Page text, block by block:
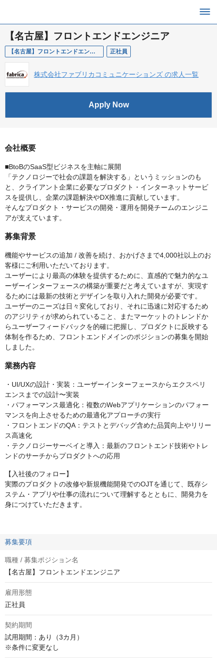
【名古屋】フロントエンドエンジニア
【名古屋】フロントエンドエンジニア 正社員
株式会社ファブリカコミュニケーションズ の求人一覧
Apply Now
会社概要
■BtoBのSaaS型ビジネスを主軸に展開
「テクノロジーで社会の課題を解決する」というミッションのも
と、クライアント企業に必要なプロダクト・インターネットサービ
スを提供し、企業の課題解決やDX推進に貢献しています。
そんなプロダクト・サービスの開発・運用を開発チームのエンジニ
アが支えています。
募集背景
機能やサービスの追加 / 改善を続け、おかげさまで4,000社以上のお
客様にご利用いただいております。
ユーザーにより最高の体験を提供するために、直感的で魅力的なユ
ーザーインターフェースの構築が重要だと考えていますが、実現す
るためには最新の技術とデザインを取り入れた開発が必要です。
ユーザーのニーズは日々変化しており、それに迅速に対応するため
のアジリティが求められていること、またマーケットのトレンドか
らユーザーフィードバックを的確に把握し、プロダクトに反映する
体制を作るため、フロントエンドメインのポジションの募集を開始
しました。
業務内容
・UI/UXの設計・実装：ユーザーインターフェースからエクスペリ
エンスまでの設計〜実装
・パフォーマンス最適化：複数のWebアプリケーションのパフォー
マンスを向上させるための最適化アプローチの実行
・フロントエンドのQA：テストとデバッグ含めた品質向上やリリー
ス高速化
・テクノロジーサーベイと導入：最新のフロントエンド技術やトレ
ンドのサーチからプロダクトへの応用
【入社後のフォロー】
実際のプロダクトの改修や新規機能開発でのOJTを通じて、既存シ
ステム・アプリや仕事の流れについて理解するとともに、開発力を
身につけていただきます。
募集要項
職種 / 募集ポジション名
【名古屋】フロントエンドエンジニア
雇用形態
正社員
契約期間
試用期間：あり（3カ月）
※条件に変更なし